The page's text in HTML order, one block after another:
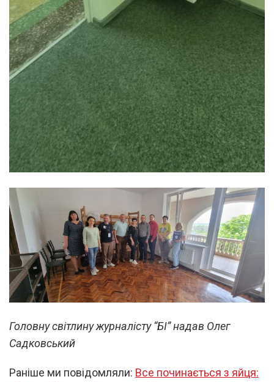
Головну світлину журналісту “БІ” надав Олег
Садковський
Раніше ми повідомляли: Все починається з яйця: